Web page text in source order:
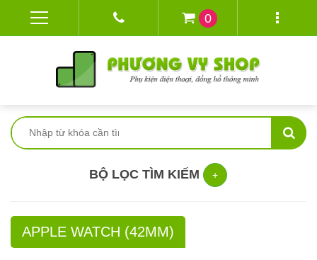
0
BỘ LỌC TÌM KIẾM +
APPLE WATCH (42MM)